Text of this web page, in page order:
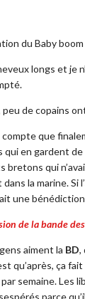
du Baby
longs et je
peu de copains
que
qui en gardent
bretons qui
la marine. Si
une
de la bande
aiment la BD,
qu’après, ça
semaine. Les